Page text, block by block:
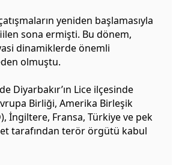
yeniden başlamasıyla
sona ermişti. Bu dönem,
dinamiklerde önemli
olmuştu.
Diyarbakır’ın Lice ilçesinde
Birliği, Amerika Birleşik
İngiltere, Fransa, Türkiye ve pek
tarafından terör örgütü kabul